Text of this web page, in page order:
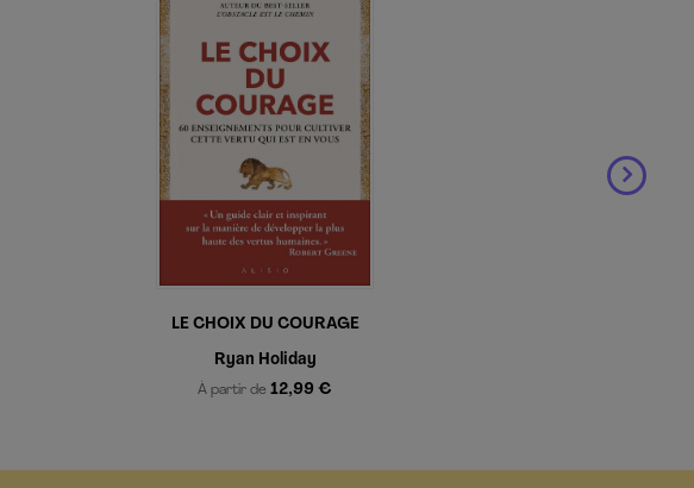
LE CHOIX DU COURAGE
Ryan Holiday
À partir de12,99 €